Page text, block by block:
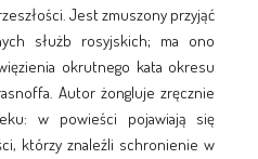
Jest zmuszony przyjąć
służb rosyjskich; ma ono
okrutnego kata okresu
Autor żongluje zręcznie
w powieści pojawiają się
którzy znaleźli schronienie w